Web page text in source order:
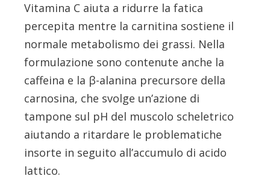
Vitamina C aiuta a ridurre la fatica
percepita mentre la carnitina sostiene il
normale metabolismo dei grassi. Nella
formulazione sono contenute anche la
caffeina e la β-alanina precursore della
carnosina, che svolge un’azione di
tampone sul pH del muscolo scheletrico
aiutando a ritardare le problematiche
insorte in seguito all’accumulo di acido
lattico.